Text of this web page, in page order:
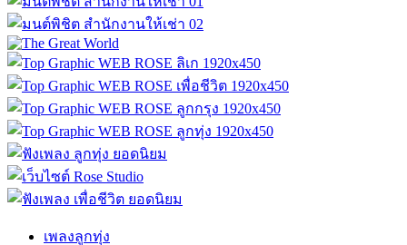
เพลงลูกทุ่ง